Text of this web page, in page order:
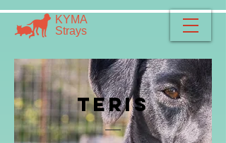
​​ΚΥΜΑ
​Strays
TERIS